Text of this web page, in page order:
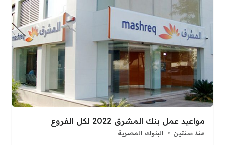
مواعيد عمل بنك المشرق 2022 لكل الفروع
منذ سنتين البنوك المصرية